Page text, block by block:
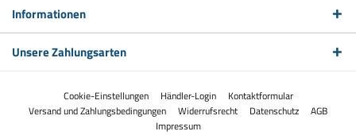
Informationen
Unsere Zahlungsarten
Cookie-Einstellungen Händler-Login
Kontaktformular
Versand und Zahlungsbedingungen
Widerrufsrecht Datenschutz
AGB
Impressum